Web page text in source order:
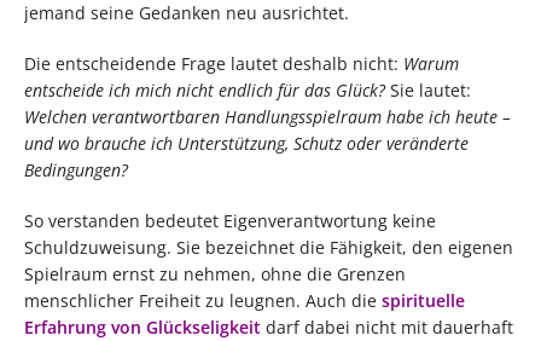
jemand seine Gedanken neu ausrichtet.
Die entscheidende Frage lautet deshalb nicht: Warum
entscheide ich mich nicht endlich für das Glück?Sie lautet:
Welchen verantwortbaren Handlungsspielraum habe ich heute –
und wo brauche ich Unterstützung, Schutz oder veränderte
Bedingungen?
So verstanden bedeutet Eigenverantwortung keine
Schuldzuweisung. Sie bezeichnet die Fähigkeit, den eigenen
Spielraum ernst zu nehmen, ohne die Grenzen
menschlicher Freiheit zu leugnen. Auch die spirituelle
Erfahrung von Glückseligkeit darf dabei nicht mit dauerhaft